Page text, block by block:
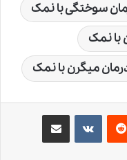
سوختگی با نمک
با نمک
میگرن با نمک
‫VKontakteاشتراک گذاری از طریق ایمیل